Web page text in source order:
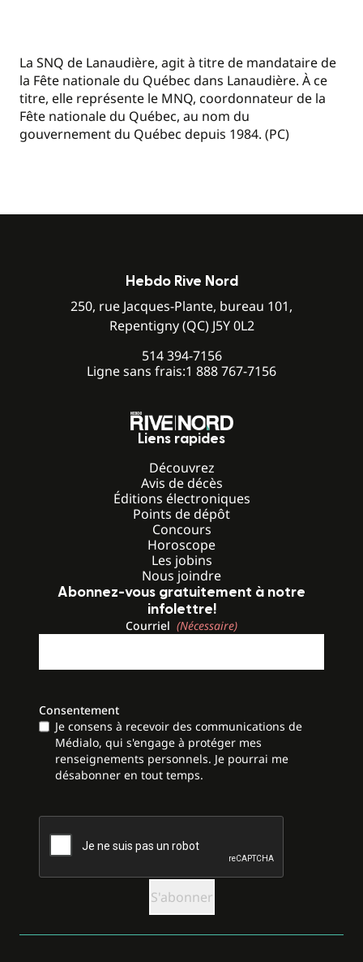
La SNQ de Lanaudière, agit à titre de mandataire de
la Fête nationale du Québec dans Lanaudière. À ce
titre, elle représente le MNQ, coordonnateur de la
Fête nationale du Québec, au nom du
gouvernement du Québec depuis 1984. (PC)
Hebdo Rive Nord
250, rue Jacques-Plante, bureau 101,
Repentigny (QC) J5Y 0L2
514 394-7156
Ligne sans frais:1 888 767-7156
Liens rapides
Découvrez
Avis de décès
Éditions électroniques
Points de dépôt
Concours
Horoscope
Les jobins
Nous joindre
Abonnez-vous gratuitement à notre
infolettre!
Courriel (Nécessaire)
Consentement
Je consens à recevoir des communications de
Médialo, qui s'engage à protéger mes
renseignements personnels. Je pourrai me
désabonner en tout temps.